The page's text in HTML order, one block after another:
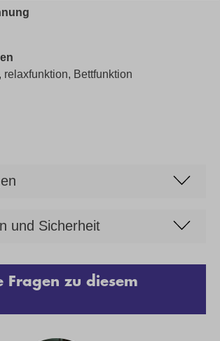
relaxfunktion, Bettfunktion
und Sicherheit
Fragen zu diesem